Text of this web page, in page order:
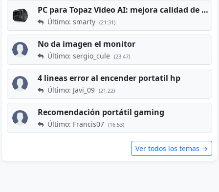
PC para Topaz Video AI: mejora calidad de vídeos viejos
Último: smarty (21:31)
No da imagen el monitor
Último: sergio_cule (23:47)
4 lineas error al encender portatil hp
Último: Javi_09 (21:22)
Recomendación portátil gaming
Último: Francis07 (16:53)
Ver todos los temas →